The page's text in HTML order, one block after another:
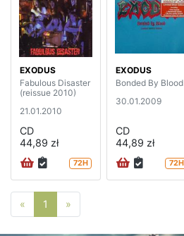
EXODUS
Fabulous Disaster
(reissue 2010)
21.01.2010
CD
44,89 zł
72H
EXODUS
Bonded By Blood
30.01.2009
CD
44,89 zł
72H
« Poprzednia strona
1 »